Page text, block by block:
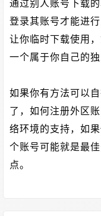
通过别人账号下载
登录其账号才能进
让你临时下载使用
一个属于你自己的
如果你有方法可以
了，如何注册外区
络环境的支持，如
个账号可能就是最
点。